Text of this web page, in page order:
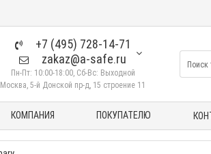
+7 (495) 728-14-71
zakaz@a-safe.ru
Пн-Пт: 10:00-18:00, Сб-Вс: Выходной
Москва, 5-й Донской пр-д, 15 строение 11
КОМПАНИЯ ПОКУПАТЕЛЮ